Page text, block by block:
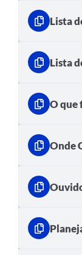
Lista
Lista
O que
Onde